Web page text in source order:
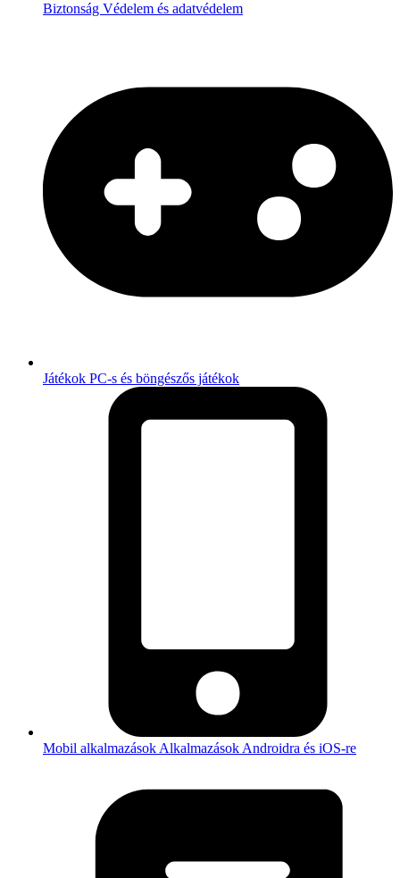
Biztonság Védelem és adatvédelem
Játékok PC-s és böngészős játékok
Mobil alkalmazások Alkalmazások Androidra és iOS-re